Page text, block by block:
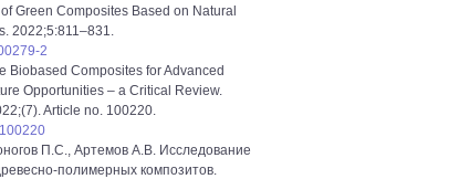
Green Composites Based on Natural
2022;5:811–831.
2
Biobased Composites for Advanced
Opportunities – a Critical Review.
Article no. 100220.
П.С., Артемов А.В. Исследование
полимерных композитов.